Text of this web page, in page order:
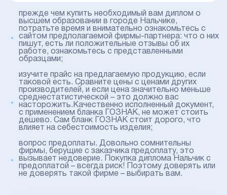
прежде чем купить необходимый вам диплом о
высшем образовании в городе Нальчике,
потратьте время и внимательно ознакомьтесь с
сайтом предполагаемой фирмы-партнера: что о них
пишут, есть ли положительные отзывы об их
работе, ознакомьтесь с представленными
образцами;
изучите прайс на предлагаемую продукцию, если
таковой есть. Сравните цены с ценами других
производителей, и если цена значительно меньше
среднестатистической – это должно вас
насторожить.Качественно исполненный документ,
с применением бланка ГОЗНАК, не может стоить
дешево. Сам бланк ГОЗНАК стоит дорого, что
влияет на себестоимость изделия;
вопрос предоплаты. Довольно сомнительны
фирмы, берущие с заказчика предоплату, это
вызывает недоверие. Покупка диплома Нальчик с
предоплатой – всегда риск! Поэтому доверять или
не доверять такой фирме – выбирать вам.